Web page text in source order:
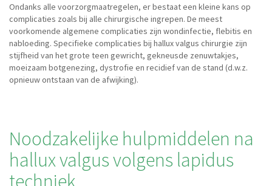
Ondanks alle voorzorgmaatregelen, er bestaat een kleine kans op
complicaties zoals bij alle chirurgische ingrepen. De meest
voorkomende algemene complicaties zijn wondinfectie, flebitis en
nabloeding. Specifieke complicaties bij hallux valgus chirurgie zijn
stijfheid van het grote teen gewricht, gekneusde zenuwtakjes,
moeizaam botgenezing, dystrofie en recidief van de stand (d.w.z.
opnieuw ontstaan van de afwijking).
Noodzakelijke hulpmiddelen na
hallux valgus volgens lapidus
techniek